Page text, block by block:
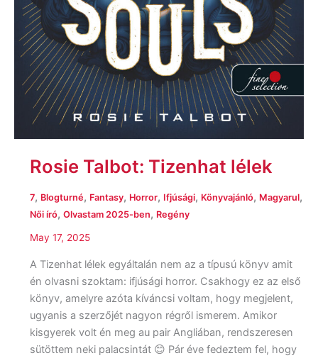
Rosie Talbot: Tizenhat lélek
7, Blogturné, Fantasy, Horror, Ifjúsági, Könyvajánló, Magyarul,
Női író, Olvastam 2025-ben, Regény
May 17, 2025
A Tizenhat lélek egyáltalán nem az a típusú könyv amit
én olvasni szoktam: ifjúsági horror. Csakhogy ez az első
könyv, amelyre azóta kíváncsi voltam, hogy megjelent,
ugyanis a szerzőjét nagyon régről ismerem. Amikor
kisgyerek volt én meg au pair Angliában, rendszeresen
sütöttem neki palacsintát 😊 Pár éve fedeztem fel, hogy